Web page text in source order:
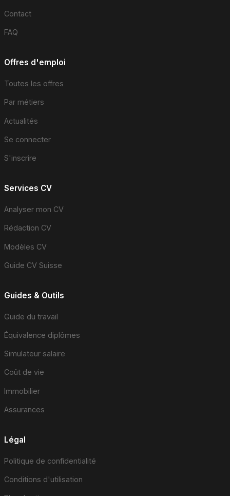
Contact
FAQ
Offres d'emploi
Toutes les offres
Par métiers
Actualités
Se connecter
S'inscrire
Services CV
Analyser mon CV
Rédaction CV
Modèles CV
Guide CV Suisse
Guides & Outils
Guide du travail
Équivalence diplômes
Simulateur salaire
Coût de vie
Immobilier
Assurances
Légal
Politique de confidentialité
Conditions d'utilisation